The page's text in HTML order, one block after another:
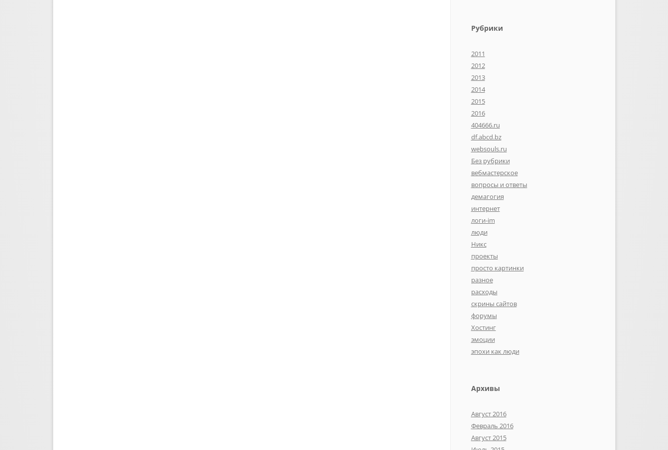
Рубрики
2011
2012
2013
2014
2015
2016
404666.ru
df.abcd.bz
websouls.ru
Без рубрики
вебмастерское
вопросы и ответы
демагогия
интернет
логи-im
люди
Никс
проекты
просто картинки
разное
расходы
скрины сайтов
форумы
Хостинг
эмоции
эпохи как люди
Архивы
Август 2016
Февраль 2016
Август 2015